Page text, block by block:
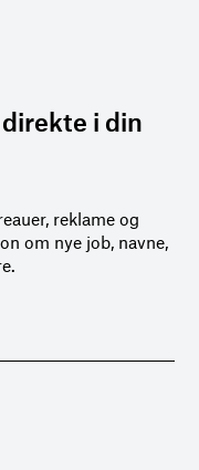
i din
reklame og
om nye job, navne,